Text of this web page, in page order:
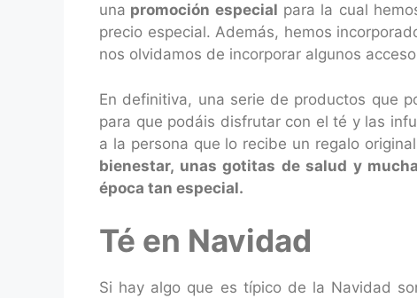
una promoción especial para la cual
precio especial. Además, hemos
nos olvidamos de incorporar algunos
En definitiva, una serie de productos que
para que podáis disfrutar con el té y las
a la persona que lo recibe un regalo
bienestar, unas gotitas de salud y
época tan especial.
Té en Navidad
Si hay algo que es típico de la Navidad